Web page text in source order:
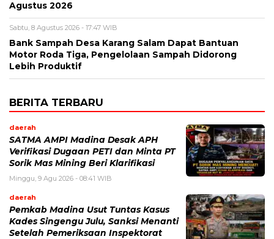
Agustus 2026
Sabtu, 8 Agustus 2026 - 17:47 WIB
Bank Sampah Desa Karang Salam Dapat Bantuan
Motor Roda Tiga, Pengelolaan Sampah Didorong
Lebih Produktif
BERITA TERBARU
daerah
SATMA AMPI Madina Desak APH
Verifikasi Dugaan PETI dan Minta PT
Sorik Mas Mining Beri Klarifikasi
Minggu, 9 Agu 2026 - 08:41 WIB
daerah
Pemkab Madina Usut Tuntas Kasus
Kades Singengu Julu, Sanksi Menanti
Setelah Pemeriksaan Inspektorat